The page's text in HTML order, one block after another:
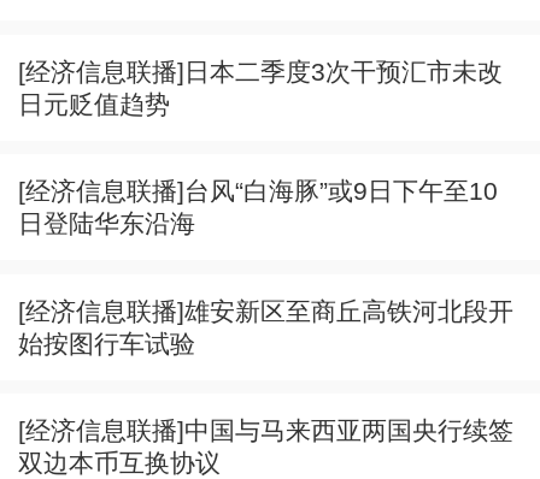
[经济信息联播]日本二季度3次干预汇市未改
日元贬值趋势
[经济信息联播]台风“白海豚”或9日下午至10
日登陆华东沿海
[经济信息联播]雄安新区至商丘高铁河北段开
始按图行车试验
[经济信息联播]中国与马来西亚两国央行续签
双边本币互换协议